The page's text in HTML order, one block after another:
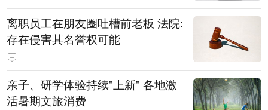
离职员工在朋友圈吐槽前老板 法院:
存在侵害其名誉权可能
亲子、研学体验持续"上新" 各地激
活暑期文旅消费